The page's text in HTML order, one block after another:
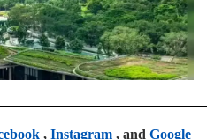
, Instagram, and Google